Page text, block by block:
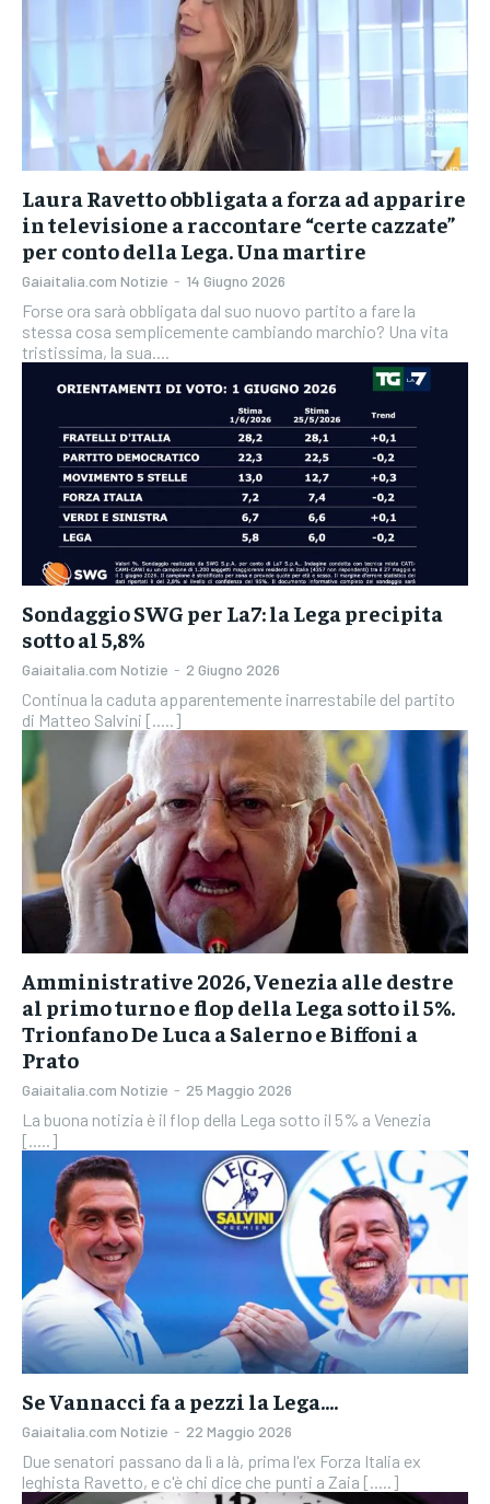
Laura Ravetto obbligata a forza ad apparire
in televisione a raccontare “certe cazzate”
per conto della Lega. Una martire
Gaiaitalia.com Notizie - 14 Giugno 2026
Forse ora sarà obbligata dal suo nuovo partito a fare la
stessa cosa semplicemente cambiando marchio? Una vita
tristissima, la sua....
Sondaggio SWG per La7: la Lega precipita
sotto al 5,8%
Gaiaitalia.com Notizie - 2 Giugno 2026
Continua la caduta apparentemente inarrestabile del partito
di Matteo Salvini [.....]
Amministrative 2026, Venezia alle destre
al primo turno e flop della Lega sotto il 5%.
Trionfano De Luca a Salerno e Biffoni a
Prato
Gaiaitalia.com Notizie - 25 Maggio 2026
La buona notizia è il flop della Lega sotto il 5% a Venezia
[.....]
Se Vannacci fa a pezzi la Lega….
Gaiaitalia.com Notizie - 22 Maggio 2026
Due senatori passano da lì a là, prima l'ex Forza Italia ex
leghista Ravetto, e c'è chi dice che punti a Zaia [.....]